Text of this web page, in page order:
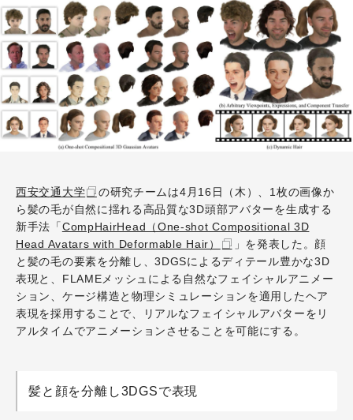
西安交通大学
の研究チームは4月16日（木）、1枚の画像か
ら髪の毛が自然に揺れる高品質な3D頭部アバターを生成する
新手法「CompHairHead（One-shot Compositional 3D
Head Avatars with Deformable Hair）
」を発表した。顔
と髪の毛の要素を分離し、3DGSによるディテール豊かな3D
表現と、FLAMEメッシュによる自然なフェイシャルアニメー
ション、ケージ構造と物理シミュレーションを適用したヘア
表現を採用することで、リアルなフェイシャルアバターをリ
アルタイムでアニメーションさせることを可能にする。
髪と顔を分離し3DGSで表現